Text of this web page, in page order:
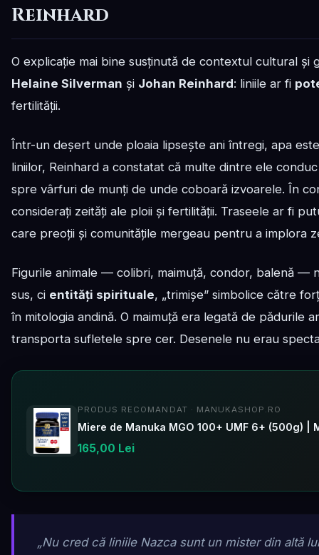
Reinhard
O explicație mai bine susținută de contextul cultural
Helaine Silverman și Johan Reinhard: liniile ar fi
fertilității.
Într-un deșert unde ploaia lipsește ani întregi, apa
liniilor, Reinhard a constatat că multe dintre ele
spre vârfuri de munți de unde coboară izvoarele. În
considerați zeități ale ploii și fertilității. Traseele ar fi
care preoții și comunitățile mergeau pentru a implora
Figurile animale — colibri, maimuță, condor, balenă —
sus, ci entități spirituale, „trimișe” simbolice către
în mitologia andină. O maimuță era legată de pădurile
transporta sufletele spre cer. Desenele nu erau
PRODUS RECOMANDAT · MANUKASHOP.RO
Miere de Manuka MGO 100+ UMF 6+ (500g) |
165,00 Lei
„Nu cred că liniile Nazca sunt un mister din altă